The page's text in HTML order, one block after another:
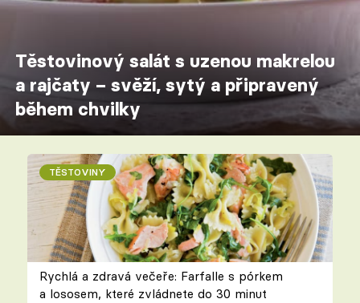
Těstovinový salát s uzenou makrelou
a rajčaty – svěží, sytý a připravený
během chvilky
TĚSTOVINY
Rychlá a zdravá večeře: Farfalle s pórkem
a lososem, které zvládnete do 30 minut